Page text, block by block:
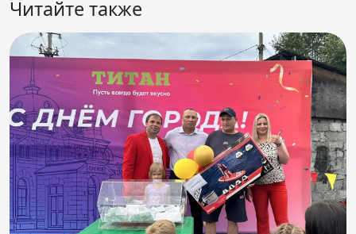
Читайте также